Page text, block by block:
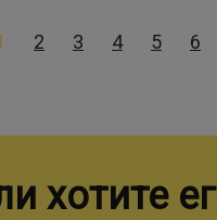
2 3 4 5 6
хотите